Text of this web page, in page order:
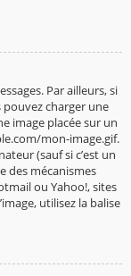
Par ailleurs, si
charger une
image placée sur un
mon-image.gif.
(sauf si c’est un
des mécanismes
ou Yahoo!, sites
utilisez la balise